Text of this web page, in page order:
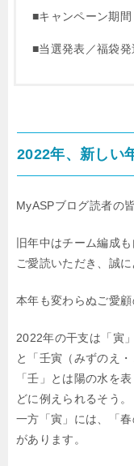
■キャンペーン期間
■当選発表／福袋発
2022年、新しい
MyASPブログ読者の
旧年中はチーム編成
ご愛読いただき、誠
本年も変わらぬご愛
2022年の干支は「寅
と
「壬寅（みずのえ
「壬」とは陽の水を
どに例えられるそう。
一方「寅」には、「
があります。